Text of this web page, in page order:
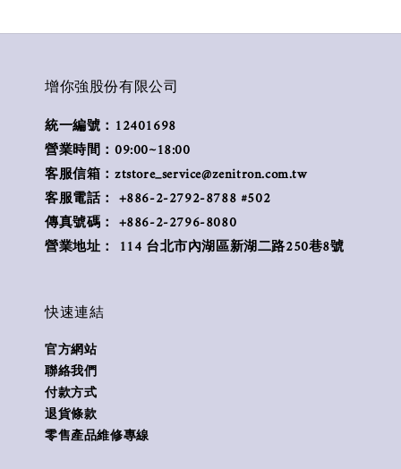
增你強股份有限公司
統一編號：12401698
營業時間：09:00~18:00
客服信箱：ztstore_service@zenitron.com.tw
客服電話： +886-2-2792-8788 #502
傳真號碼： +886-2-2796-8080
營業地址： 114 台北市內湖區新湖二路250巷8號
快速連結
官方網站
聯絡我們
付款方式
退貨條款
零售產品維修專線